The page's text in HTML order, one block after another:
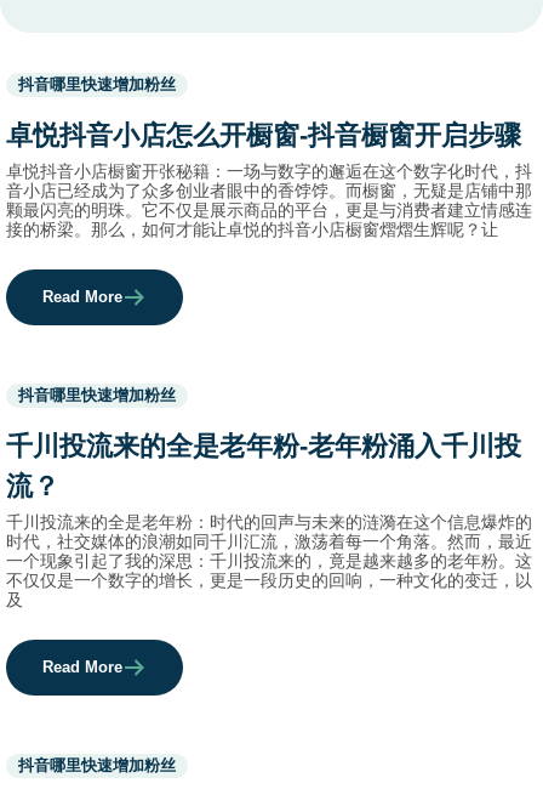
Used
before
names.
抖音哪里快速增加粉丝
卓悦抖音小店怎么开橱窗-抖音橱窗开启步骤
卓悦抖音小店橱窗开张秘籍：一场与数字的邂逅在这个数字化时代，抖
音小店已经成为了众多创业者眼中的香饽饽。而橱窗，无疑是店铺中那
颗最闪亮的明珠。它不仅是展示商品的平台，更是与消费者建立情感连
接的桥梁。那么，如何才能让卓悦的抖音小店橱窗熠熠生辉呢？让
Read More
Used
before
category
names.
抖音哪里快速增加粉丝
千川投流来的全是老年粉-老年粉涌入千川投
流？
千川投流来的全是老年粉：时代的回声与未来的涟漪在这个信息爆炸的
时代，社交媒体的浪潮如同千川汇流，激荡着每一个角落。然而，最近
一个现象引起了我的深思：千川投流来的，竟是越来越多的老年粉。这
不仅仅是一个数字的增长，更是一段历史的回响，一种文化的变迁，以
及
Read More
Used
before
抖音哪里快速增加粉丝